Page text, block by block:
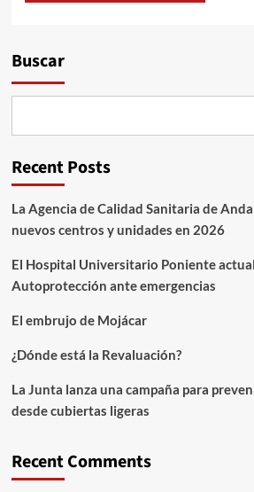
Buscar
Recent Posts
La Agencia de Calidad Sanitaria de
nuevos centros y unidades en 2026
El Hospital Universitario Poniente
Autoprotección ante emergencias
El embrujo de Mojácar
¿Dónde está la Revaluación?
La Junta lanza una campaña para
desde cubiertas ligeras
Recent Comments